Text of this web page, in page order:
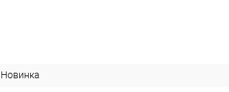
Новинка